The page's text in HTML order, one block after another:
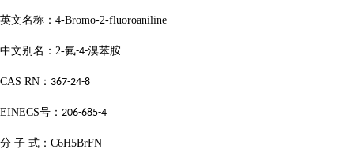
英文名称： 4-Bromo-2-fluoroaniline
中文别名： 2-氟-4-溴苯胺
CAS RN ： 367-24-8
EINECS号： 206-685-4
分 子 式： C6H5BrFN